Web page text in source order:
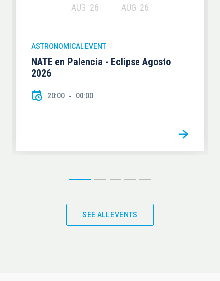
AUG 26 AUG 26
ASTRONOMICAL EVENT
NATE en Palencia - Eclipse Agosto
2026
20:00 00:00
SEE ALL EVENTS